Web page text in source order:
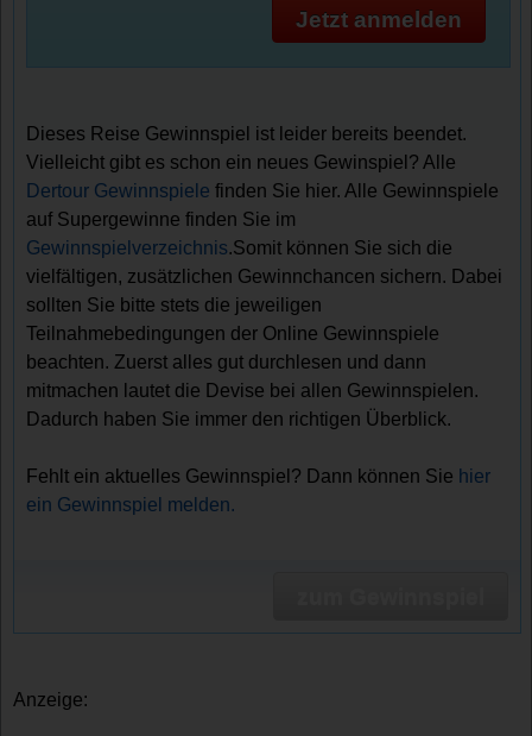
Jetzt anmelden
Dieses Reise Gewinnspiel ist leider bereits beendet.
Vielleicht gibt es schon ein neues Gewinspiel? Alle
Dertour Gewinnspiele finden Sie hier. Alle Gewinnspiele
auf Supergewinne finden Sie im
Gewinnspielverzeichnis.Somit können Sie sich die
vielfältigen, zusätzlichen Gewinnchancen sichern. Dabei
sollten Sie bitte stets die jeweiligen
Teilnahmebedingungen der Online Gewinnspiele
beachten. Zuerst alles gut durchlesen und dann
mitmachen lautet die Devise bei allen Gewinnspielen.
Dadurch haben Sie immer den richtigen Überblick.
Fehlt ein aktuelles Gewinnspiel? Dann können Sie hier
ein Gewinnspiel melden.
Anzeige: